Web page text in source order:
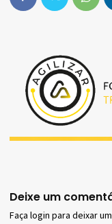
Deixe um
Faça login para deixar